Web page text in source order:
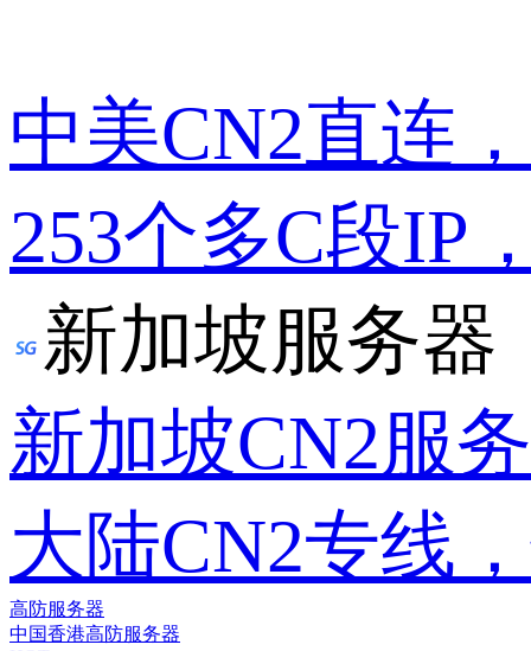
中美CN2直连
253个多C段IP
新加坡服务器
新加坡CN2服
大陆CN2专线
高防服务器
中国香港高防服务器